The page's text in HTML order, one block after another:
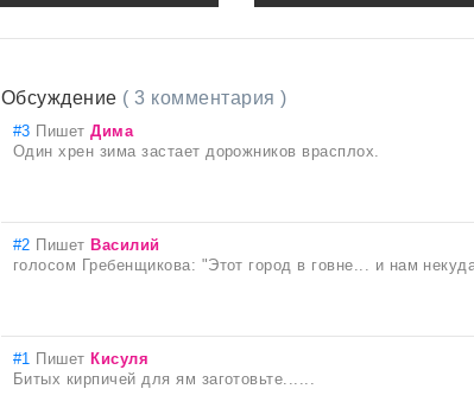
Обсуждение ( 3 комментария )
#3 ПишетДима
Один хрен зима застает дорожников врасплох.
#2 Пишет Василий
голосом Гребенщикова: "Этот город в говне... и нам
#1 Пишет Кисуля
Битых кирпичей для ям заготовьте......